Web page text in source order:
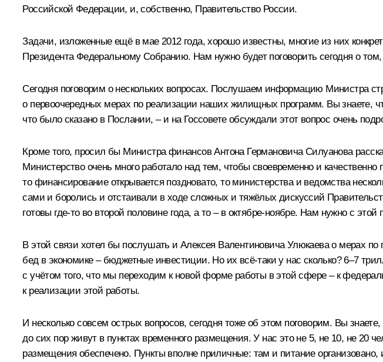
Российской Федерации, и, собственно, Правительство России.
Задачи, изложенные ещё в мае 2012 года, хорошо известны, многие из них
Президента Федеральному Собранию. Нам нужно будет поговорить сегодня о
Сегодня поговорим о нескольких вопросах. Послушаем информацию Министра
о первоочередных мерах по реализации наших жилищных программ. Вы знаете,
что было сказано в Послании, – и на Госсовете обсуждали этот вопрос очень
Кроме того, просил бы Министра финансовАнтона Германовича Силуанова
Министерство очень много работало над тем, чтобы своевременно и
то финансирование открывается поздновато, то министерства и ведомства
сами и боролись и отстаивали в ходе сложных и тяжёлых дискуссий
готовы где‑то во второй половине года, а то – в октябре-ноябре. Нам нужно с этой
В этой связи хотел бы послушать и Алексея Валентиновича Улюкаевао мерах по
бед в экономике – бюджетные инвестиции. Но их всё‑таки у нас сколько? 6–7
с учётом того, что мы переходим к новой форме работы в этой сфере – к
к реализации этой работы.
И несколько совсем острых вопросов, сегодня тоже об этом поговорим. Вы
до сих пор живут в пунктах временного размещения. У нас это не 5, не 10, не 20
размещения обеспечено. Пункты вполне приличные: там и питание